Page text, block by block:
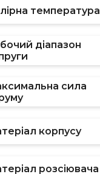
температура
діапазон
сила
корпусу
розсіювача